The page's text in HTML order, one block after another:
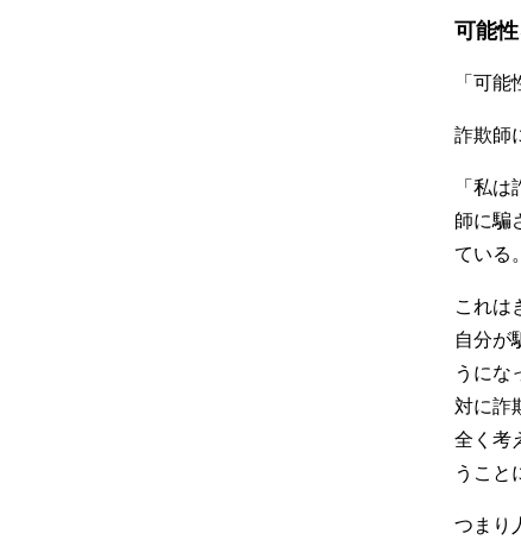
可能
「可
詐欺師
「私
師に騙
ている。
これは
自分が
うにな
対に詐
全く考
うこと
つまり